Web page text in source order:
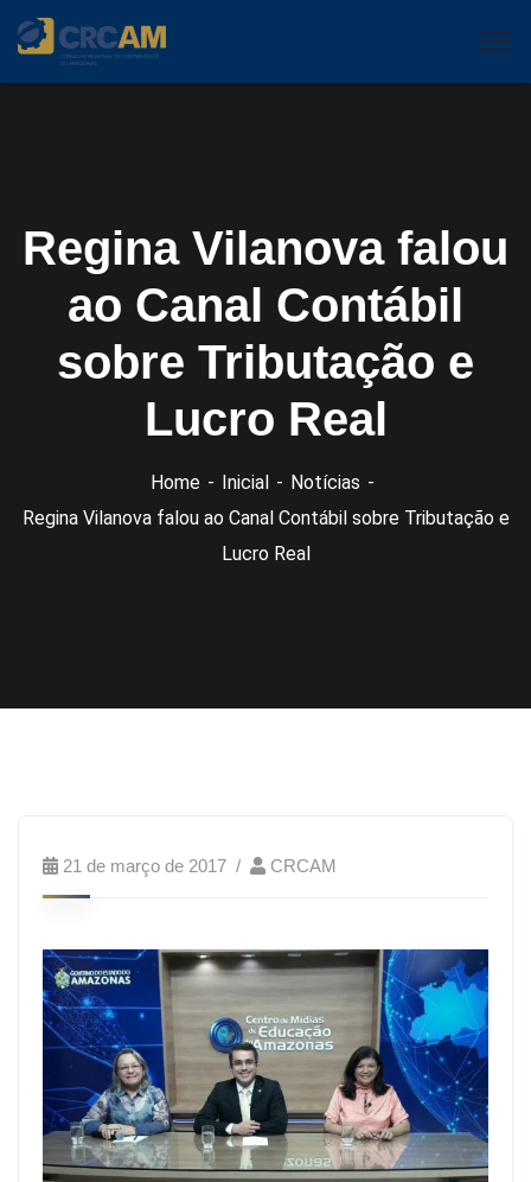
Regina Vilanova falou
ao Canal Contábil
sobre Tributação e
Lucro Real
Home Inicial
Notícias
Regina Vilanova falou ao Canal Contábil sobre Tributação e
Lucro Real
21 de março de 2017 CRCAM